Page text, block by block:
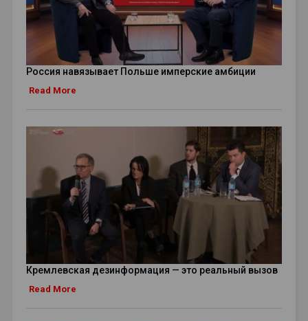
Россия навязывает Польше имперские амбиции
Read More
Кремлевская дезинформация — это реальный вызов
Read More